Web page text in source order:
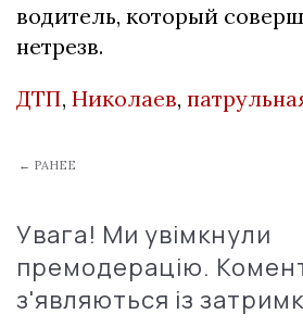
водитель, который
нетрезв.
ДТП, Николаев,
← РАНЕЕ
Увага! Ми увімкнули
премодерацію.
з'являються із